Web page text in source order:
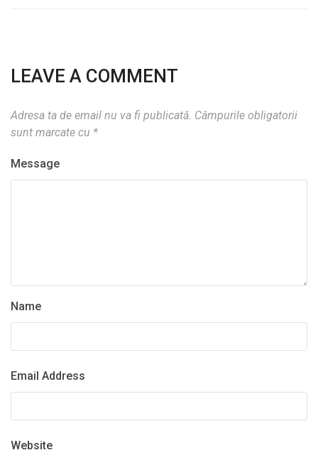
LEAVE A COMMENT
Adresa ta de email nu va fi publicată. Câmpurile obligatorii
sunt marcate cu *
Message
Name
Email Address
Website